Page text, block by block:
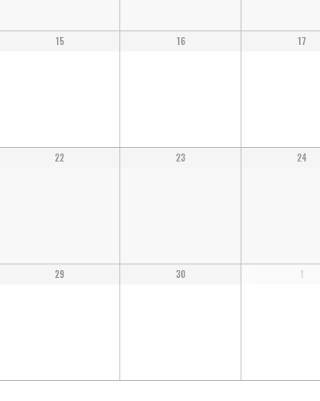
15 16 17
22 23 24
29 30 1